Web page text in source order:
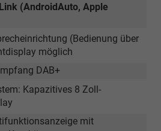
(AndroidAuto, Apple
(Bedienung über
möglich
DAB+
Kapazitives 8 Zoll-
mit